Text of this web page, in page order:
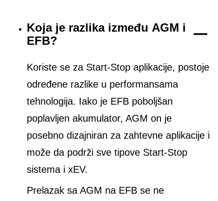
Koja je razlika između AGM i
EFB?
Koriste se za Start-Stop aplikacije, postoje
određene razlike u performansama
tehnologija. Iako je EFB poboljšan
poplavljen akumulator, AGM on je
posebno dizajniran za zahtevne aplikacije i
može da podrži sve tipove Start-Stop
sistema i xEV.
Prelazak sa AGM na EFB se ne